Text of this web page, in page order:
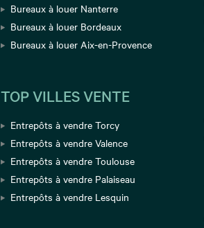
Bureaux à louer Nanterre
Bureaux à louer Bordeaux
Bureaux à louer Aix-en-Provence
TOP VILLES VENTE
Entrepôts à vendre Torcy
Entrepôts à vendre Valence
Entrepôts à vendre Toulouse
Entrepôts à vendre Palaiseau
Entrepôts à vendre Lesquin